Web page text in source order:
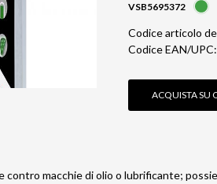
VSB5695372
Codice articolo
Codice EAN/
ACQUISTA SU
contro macchie di olio o lubrificante;